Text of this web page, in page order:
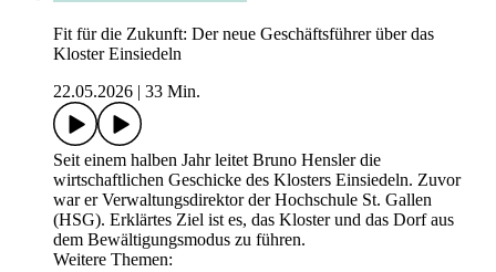
Fit für die Zukunft: Der neue Geschäftsführer über das
Kloster Einsiedeln
22.05.2026
33 Min.
Seit einem halben Jahr leitet Bruno Hensler die
wirtschaftlichen Geschicke des Klosters Einsiedeln. Zuvor
war er Verwaltungsdirektor der Hochschule St. Gallen
(HSG). Erklärtes Ziel ist es, das Kloster und das Dorf aus
dem Bewältigungsmodus zu führen.
Weitere Themen: